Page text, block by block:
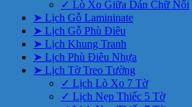
✓ Lò Xo Giữa Dán Chữ Nổi
➤ Lịch Gỗ Lamininate
➤ Lịch Gỗ Phù Điêu
➤ Lịch Khung Tranh
➤ Lịch Phù Điêu Nhựa
➤ Lịch Tờ Treo Tường
✓ Lịch Lò Xo 7 Tờ
✓ Lịch Nẹp Thiếc 5 Tờ